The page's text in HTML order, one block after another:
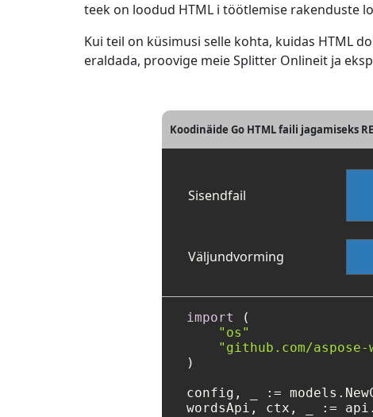
teek on loodud HTML i töötlemise rakenduste
Kui teil on küsimusi selle kohta, kuidas HTML
eraldada, proovige meie Splitter Onlineit ja
Koodinäide Go HTML faili jagamiseks
Sisendfail
Väljundvorming
import
(
"os"
"github.com/
)
config, _ :=
wordsApi, ctx, _ :=